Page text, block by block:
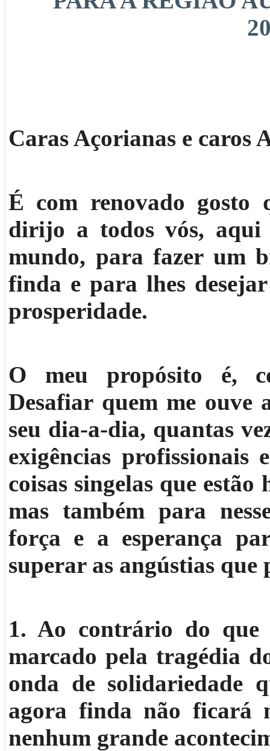
Caras Açorianas e caros
É com renovado gosto
dirijo a todos vós, aqui
mundo, para fazer um
finda e para lhes
prosperidade.
O meu propósito é,
Desafiar quem me ouve
seu dia-a-dia, quantas
exigências profissionais
coisas singelas que estão
mas também para
força e a esperança
superar as angústias que
1. Ao contrário do que
marcado pela tragédia
onda de solidariedade
agora finda não ficará
nenhum grande